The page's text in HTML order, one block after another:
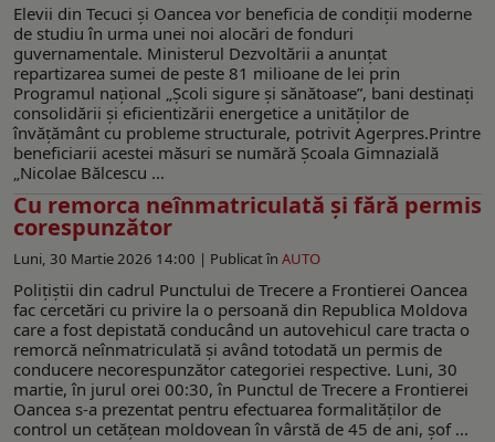
Elevii din Tecuci și Oancea vor beneficia de condiții moderne
de studiu în urma unei noi alocări de fonduri
guvernamentale. Ministerul Dezvoltării a anunțat
repartizarea sumei de peste 81 milioane de lei prin
Programul național „Școli sigure și sănătoase”, bani destinați
consolidării și eficientizării energetice a unităților de
învățământ cu probleme structurale, potrivit Agerpres.Printre
beneficiarii acestei măsuri se numără Școala Gimnazială
„Nicolae Bălcescu ...
Cu remorca neînmatriculată și fără permis
corespunzător
Luni, 30 Martie 2026 14:00 | Publicat în AUTO
Poliţiştii din cadrul Punctului de Trecere a Frontierei Oancea
fac cercetări cu privire la o persoană din Republica Moldova
care a fost depistată conducând un autovehicul care tracta o
remorcă neînmatriculată şi având totodată un permis de
conducere necorespunzător categoriei respective. Luni, 30
martie, în jurul orei 00:30, în Punctul de Trecere a Frontierei
Oancea s-a prezentat pentru efectuarea formalităţilor de
control un cetăţean moldovean în vârstă de 45 de ani, șof ...